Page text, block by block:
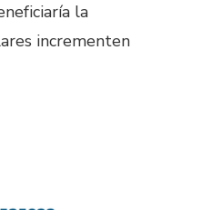
la
incrementen